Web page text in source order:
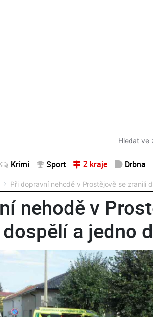
Krimi Sport Z kraje Drbna
Při dopravní nehodě v Prostějově se zranili
nehodě v
a jedno